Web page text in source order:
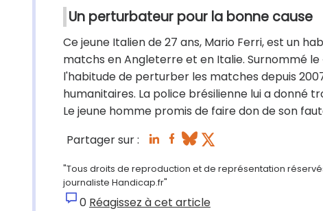
Un perturbateur pour la bonne cause
Ce jeune Italien de 27 ans, Mario Ferri, est un
matchs en Angleterre et en Italie. Surnommé
l'habitude de perturber les matches depuis
humanitaires. La police brésilienne lui a donné
Le jeune homme promis de faire don de son
Partager sur :
"Tous droits de reproduction et de représentation
journaliste Handicap.fr"
0 Réagissez à cet article